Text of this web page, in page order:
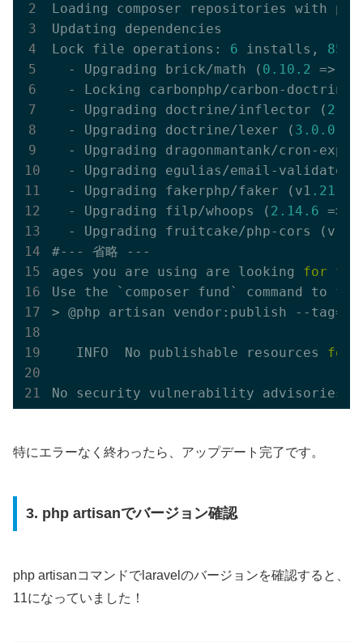
Loading composer repositories with
Updating dependencies
Lock file operations: 6 installs, 85
  - Upgrading brick/math (
0.10 .2 =>
- Locking carbonphp/carbon-
  - Upgrading doctrine/inflector (
2.0
  - Upgrading doctrine/lexer (
3.0 .0
- Upgrading dragonmantank/cron-
- Upgrading egulias/email-validator
  - Upgrading fakerphp/faker (v1
.21
  - Upgrading filp/whoops (
2.14 .6 =>
  - Upgrading fruitcake/php-cors (v1
#--- 省略 ---
ages you are using are looking for
Use the `composer fund` command to
> @php artisan vendor:publish --
   INFO  No publishable resources
for
特にエラーなく終わったら、アップデート完了です。
3. php artisanでバージョン確認
php artisanコマンドでlaravelのバージョンを確認すると、
11になっていました！